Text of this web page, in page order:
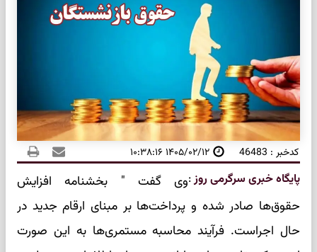
کدخبر : 46483 ۱۴۰۵/۰۲/۱۲ ۱۰:۳۸:۱۶
پایگاه خبری سرگرمی روز:وی گفت " بخشنامه افزایش
حقوق‌ها صادر شده و پرداخت‌ها بر مبنای ارقام جدید در
حال اجراست. فرآیند محاسبه مستمری‌ها به این صورت